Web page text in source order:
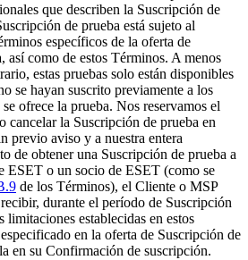
que describen la Suscripción de
de prueba está sujeto al
específicos de la oferta de
así como de estos Términos. A menos
estas pruebas solo están disponibles
se hayan suscrito previamente a los
ofrece la prueba. Nos reservamos el
cancelar la Suscripción de prueba en
previo aviso y a nuestra entera
de obtener una Suscripción de prueba a
ESET o un socio de ESET (como se
de los Términos), el Cliente o MSP
durante el período de Suscripción
limitaciones establecidas en estos
en la oferta de Suscripción de
en su Confirmación de suscripción.